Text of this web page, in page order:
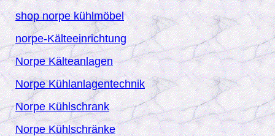
shop norpe kühlmöbel
norpe-Kälteeinrichtung
Norpe Kälteanlagen
Norpe Kühlanlagentechnik
Norpe Kühlschrank
Norpe Kühlschränke